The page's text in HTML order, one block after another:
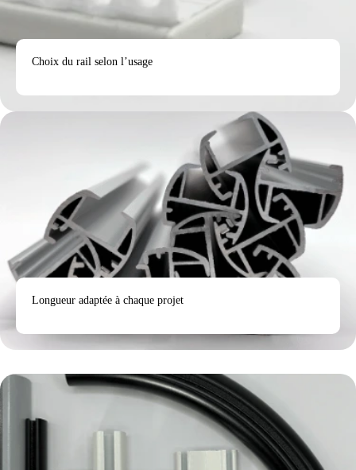
Choix du rail selon l’usage
Longueur adaptée à chaque projet